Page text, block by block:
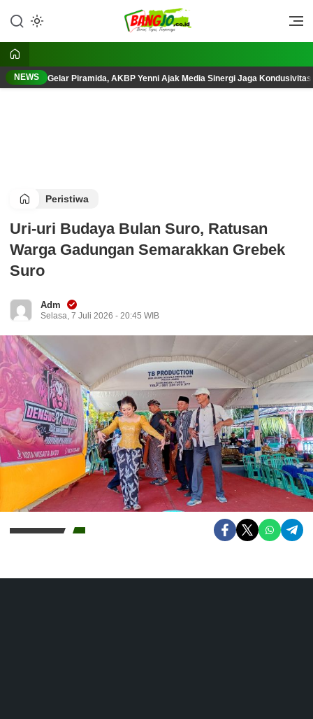
konten
Bangjo.co.id
Berani, Tegas, Terpercaya
NEWS Gelar Piramida, AKBP Yenni Ajak Media Sinergi Jaga
Peristiwa
Uri-uri Budaya Bulan Suro, Ratusan
Warga Gadungan Semarakkan Grebek
Suro
Adm
Selasa, 7 Juli 2026 - 20:45 WIB